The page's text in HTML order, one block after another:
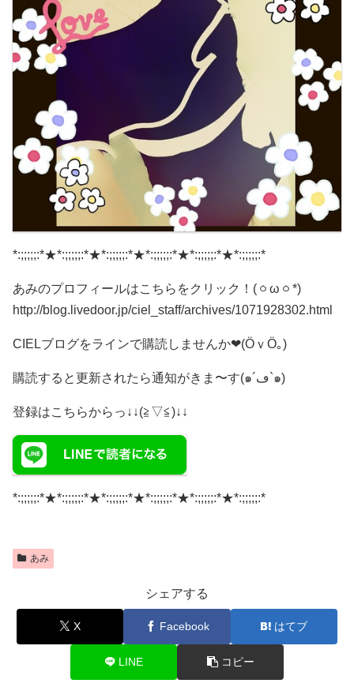
*:;;;;;:*★*:;;;;;:*★*:;;;;;:*★*:;;;;;:*★*:;;;;;:*★*:;;;;;:*
あみのプロフィールはこちらをクリック！(ㆁωㆁ*)
http://blog.livedoor.jp/ciel_staff/archives/1071928302.html
CIELブログをラインで購読しませんか❤(ӦｖӦ｡)
購読すると更新されたら通知がきま〜す(๑´ڡ`๑)
登録はこちらからっ↓↓(≧▽≦)↓↓
*:;;;;;:*★*:;;;;;:*★*:;;;;;:*★*:;;;;;:*★*:;;;;;:*★*:;;;;;:*
あみ
シェアする
X Facebook はてブ
LINE コピー